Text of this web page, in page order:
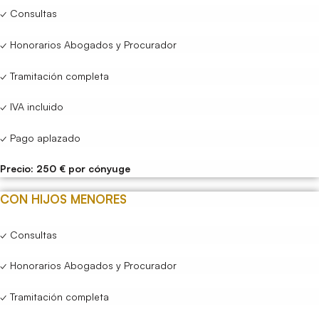
✓ Consultas
✓ Honorarios Abogados y Procurador
✓ Tramitación completa
✓ IVA incluido
✓ Pago aplazado
Precio: 250 € por cónyuge
CON HIJOS MENORES
✓ Consultas
✓ Honorarios Abogados y Procurador
✓ Tramitación completa